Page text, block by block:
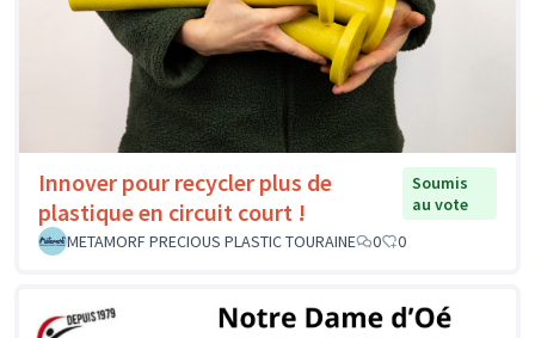
Innover pour recycler plus de
plastique en circuit court !
Soumis
au vote
METAMORF PRECIOUS PLASTIC TOURAINE
0 0